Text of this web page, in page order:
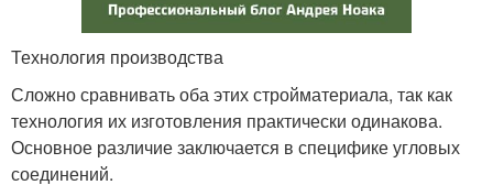
Технология производства
Сложно сравнивать оба этих стройматериала, так как
технология их изготовления практически одинакова.
Основное различие заключается в специфике угловых
соединений.